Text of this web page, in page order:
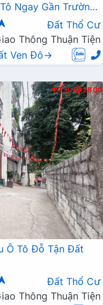
Ngay Gần Trường
Đất Thổ Cư
Thông Thuận Tiện
Ven Đô→
T.B 2800
Ô Tô Đỗ Tận Đất
Đất Thổ Cư
Thông Thuận Tiện